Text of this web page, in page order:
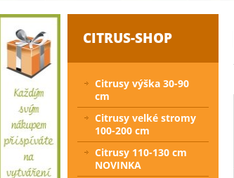
CITRUS-SHOP
Citrusy výška 30-90
cm
Citrusy velké stromy
100-200 cm
Citrusy 110-130 cm
NOVINKA